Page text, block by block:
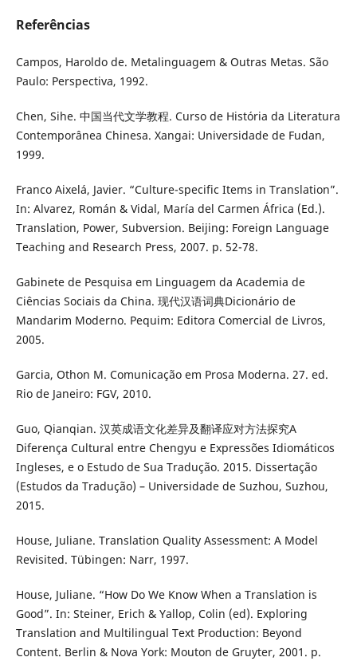
Referências
Campos, Haroldo de. Metalinguagem & Outras Metas. São
Paulo: Perspectiva, 1992.
Chen, Sihe. 中国当代文学教程. Curso de História da Literatura
Contemporânea Chinesa. Xangai: Universidade de Fudan,
1999.
Franco Aixelá, Javier. “Culture-specific Items in Translation”.
In: Alvarez, Román & Vidal, María del Carmen África (Ed.).
Translation, Power, Subversion. Beijing: Foreign Language
Teaching and Research Press, 2007. p. 52-78.
Gabinete de Pesquisa em Linguagem da Academia de
Ciências Sociais da China. 现代汉语词典Dicionário de
Mandarim Moderno. Pequim: Editora Comercial de Livros,
2005.
Garcia, Othon M. Comunicação em Prosa Moderna. 27. ed.
Rio de Janeiro: FGV, 2010.
Guo, Qianqian. 汉英成语文化差异及翻译应对方法探究A
Diferença Cultural entre Chengyu e Expressões Idiomáticos
Ingleses, e o Estudo de Sua Tradução. 2015. Dissertação
(Estudos da Tradução) – Universidade de Suzhou, Suzhou,
2015.
House, Juliane. Translation Quality Assessment: A Model
Revisited. Tübingen: Narr, 1997.
House, Juliane. “How Do We Know When a Translation is
Good”. In: Steiner, Erich & Yallop, Colin (ed). Exploring
Translation and Multilingual Text Production: Beyond
Content. Berlin & Nova York: Mouton de Gruyter, 2001. p.